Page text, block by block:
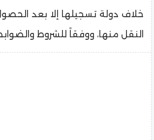
خلاف دولة تسجيلها إلا بعد
النقل منها، ووفقاً للشروط